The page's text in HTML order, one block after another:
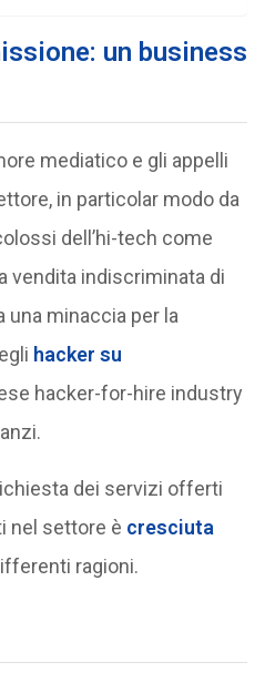
un business
mediatico e gli appelli
in particolar modo da
dell’hi-tech come
vendita indiscriminata di
minaccia per la
hacker su
hacker-for-hire industry
dei servizi offerti
nel settore è cresciuta
ragioni.